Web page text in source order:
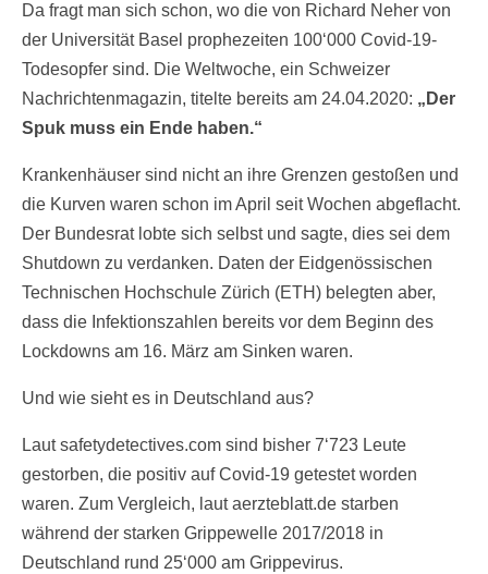
Da fragt man sich schon, wo die von Richard Neher von
der Universität Basel prophezeiten 100‘000 Covid-19-
Todesopfer sind. Die Weltwoche, ein Schweizer
Nachrichtenmagazin, titelte bereits am 24.04.2020: „Der
Spuk muss ein Ende haben.“
Krankenhäuser sind nicht an ihre Grenzen gestoßen und
die Kurven waren schon im April seit Wochen abgeflacht.
Der Bundesrat lobte sich selbst und sagte, dies sei dem
Shutdown zu verdanken. Daten der Eidgenössischen
Technischen Hochschule Zürich (ETH) belegten aber,
dass die Infektionszahlen bereits vor dem Beginn des
Lockdowns am 16. März am Sinken waren.
Und wie sieht es in Deutschland aus?
Laut safetydetectives.com sind bisher 7‘723 Leute
gestorben, die positiv auf Covid-19 getestet worden
waren. Zum Vergleich, laut aerzteblatt.de starben
während der starken Grippewelle 2017/2018 in
Deutschland rund 25‘000 am Grippevirus.